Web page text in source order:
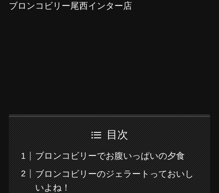
ブロンコビリー尾西インター店
目次
ブロンコビリーでお腹いっぱいの夕食
ブロンコビリーのジェラートっておいし
いよね！